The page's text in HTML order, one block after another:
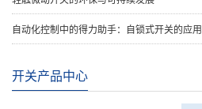
自动化控制中的得力助手：自锁式开关的应用
开关产品中心